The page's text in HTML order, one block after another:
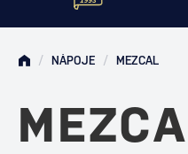
/ NÁPOJE / MEZCAL